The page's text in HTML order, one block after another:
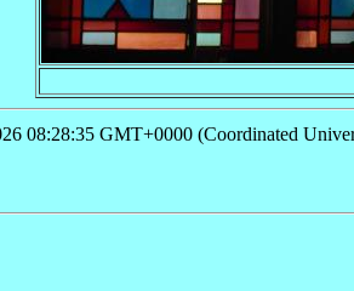
08:28:35 GMT+0000 (Coordinated